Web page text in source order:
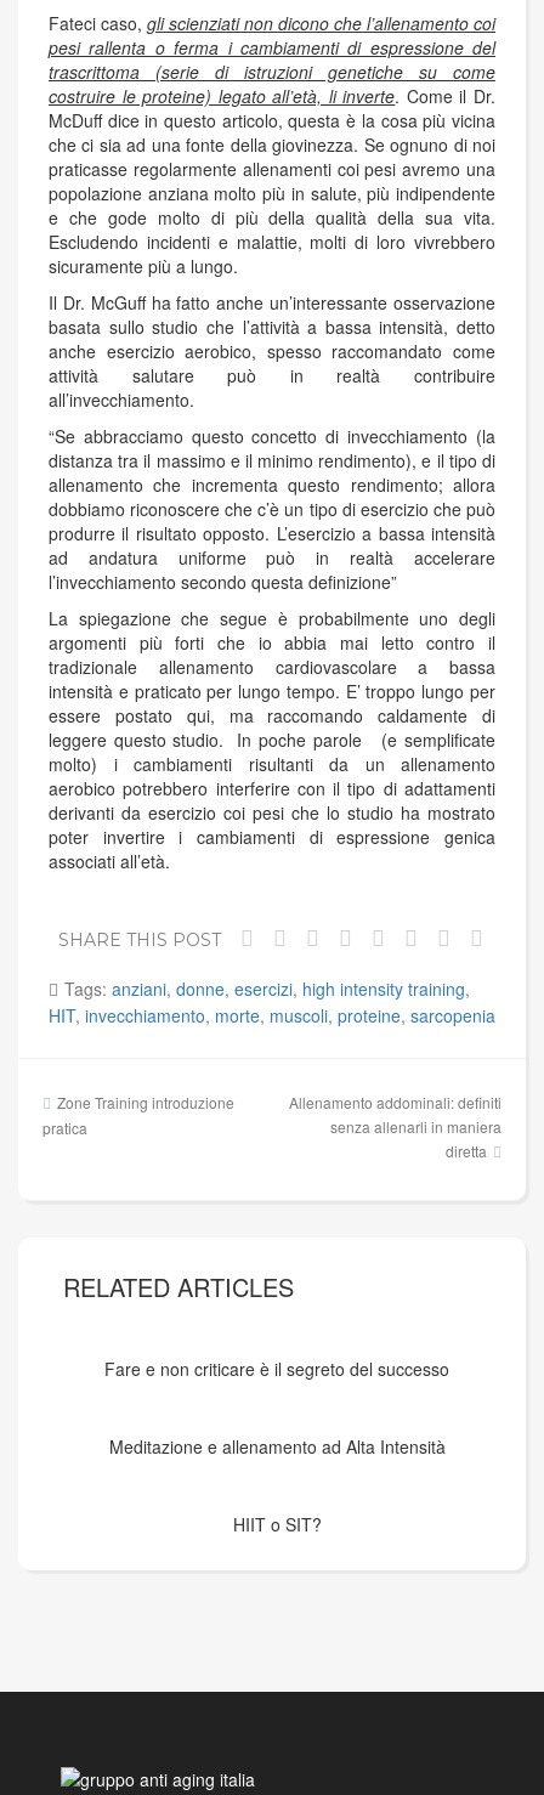
Fateci caso, gli scienziati non dicono che l’allenamento coi
pesi rallenta o ferma i cambiamenti di espressione del
trascrittoma (serie di istruzioni genetiche su come
costruire le proteine) legato all’età, li inverte. Come il Dr.
McDuff dice in questo articolo, questa è la cosa più vicina
che ci sia ad una fonte della giovinezza. Se ognuno di noi
praticasse regolarmente allenamenti coi pesi avremo una
popolazione anziana molto più in salute, più indipendente
e che gode molto di più della qualità della sua vita.
Escludendo incidenti e malattie, molti di loro vivrebbero
sicuramente più a lungo.
Il Dr. McGuff ha fatto anche un’interessante osservazione
basata sullo studio che l’attività a bassa intensità, detto
anche esercizio aerobico, spesso raccomandato come
attività salutare può in realtà contribuire
all’invecchiamento.
“Se abbracciamo questo concetto di invecchiamento (la
distanza tra il massimo e il minimo rendimento), e il tipo di
allenamento che incrementa questo rendimento; allora
dobbiamo riconoscere che c’è un tipo di esercizio che può
produrre il risultato opposto. L’esercizio a bassa intensità
ad andatura uniforme può in realtà accelerare
l’invecchiamento secondo questa definizione”
La spiegazione che segue è probabilmente uno degli
argomenti più forti che io abbia mai letto contro il
tradizionale allenamento cardiovascolare a bassa
intensità e praticato per lungo tempo. E’ troppo lungo per
essere postato qui, ma raccomando caldamente di
leggere questo studio. In poche parole (e semplificate
molto) i cambiamenti risultanti da un allenamento
aerobico potrebbero interferire con il tipo di adattamenti
derivanti da esercizio coi pesi che lo studio ha mostrato
poter invertire i cambiamenti di espressione genica
associati all’età.
SHARE THIS POST
Tags: anziani, donne, esercizi, high intensity training,
HIT, invecchiamento, morte, muscoli, proteine, sarcopenia
Navigazione
articoli
Zone Training introduzione
pratica
Allenamento addominali: definiti
senza allenarli in maniera
diretta
RELATED ARTICLES
Fare e non criticare è il segreto del successo
Meditazione e allenamento ad Alta Intensità
HIIT o SIT?